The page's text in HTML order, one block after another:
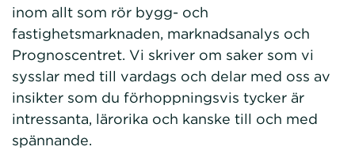
inom allt som rör bygg- och
fastighetsmarknaden, marknadsanalys och
Prognoscentret. Vi skriver om saker som vi
sysslar med till vardags och delar med oss av
insikter som du förhoppningsvis tycker är
intressanta, lärorika och kanske till och med
spännande.